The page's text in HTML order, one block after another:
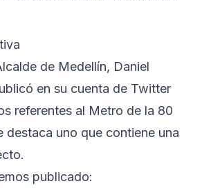
de Medellín, Daniel
en su cuenta de Twitter
referentes al Metro de la 80
destaca uno que contiene una
publicado: